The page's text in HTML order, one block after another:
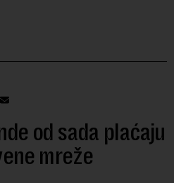
od sada plaćaju
mreže